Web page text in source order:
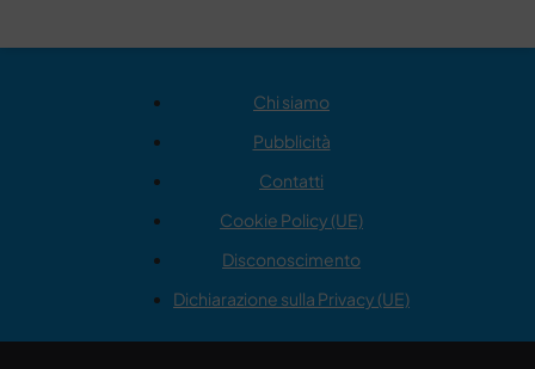
Chi siamo
Pubblicità
Contatti
Cookie Policy (UE)
Disconoscimento
Dichiarazione sulla Privacy (UE)